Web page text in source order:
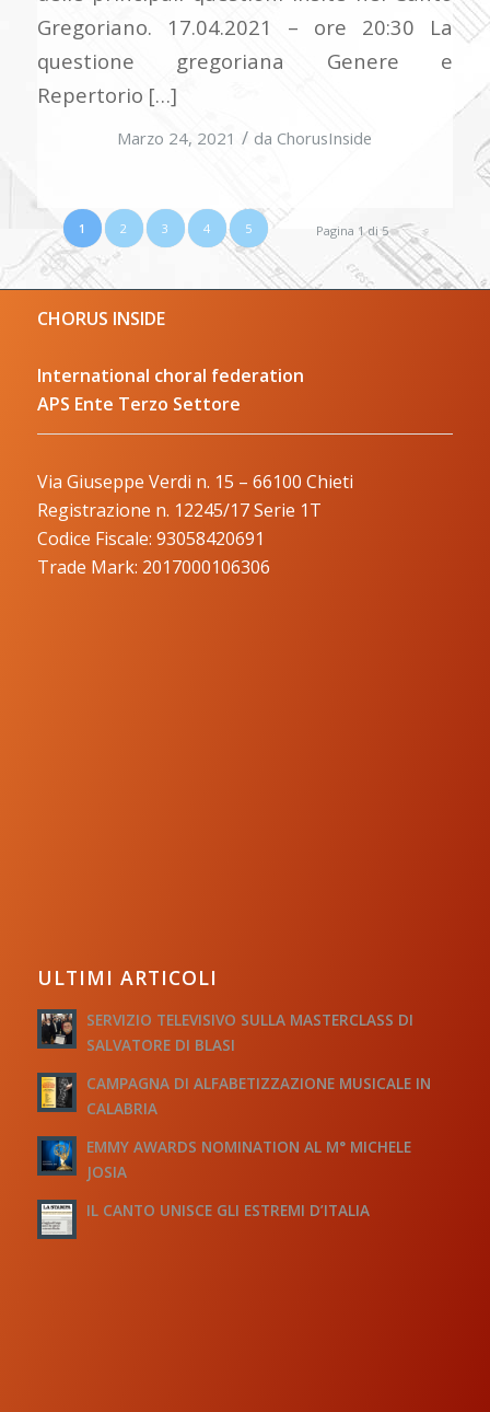
Gregoriano. 17.04.2021 – ore 20:30 La
questione gregoriana Genere e
Repertorio […]
Marzo 24, 2021 / da ChorusInside
Pagina 1 di 5
1 2 3 4 5
CHORUS INSIDE
International choral federation
APS Ente Terzo Settore
Via Giuseppe Verdi n. 15 – 66100 Chieti
Registrazione n. 12245/17 Serie 1T
Codice Fiscale: 93058420691
Trade Mark: 2017000106306
ULTIMI ARTICOLI
SERVIZIO TELEVISIVO SULLA MASTERCLASS DI
SALVATORE DI BLASI
CAMPAGNA DI ALFABETIZZAZIONE MUSICALE IN
CALABRIA
EMMY AWARDS NOMINATION AL M° MICHELE
JOSIA
IL CANTO UNISCE GLI ESTREMI D’ITALIA